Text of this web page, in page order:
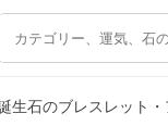
生石のブレスレット